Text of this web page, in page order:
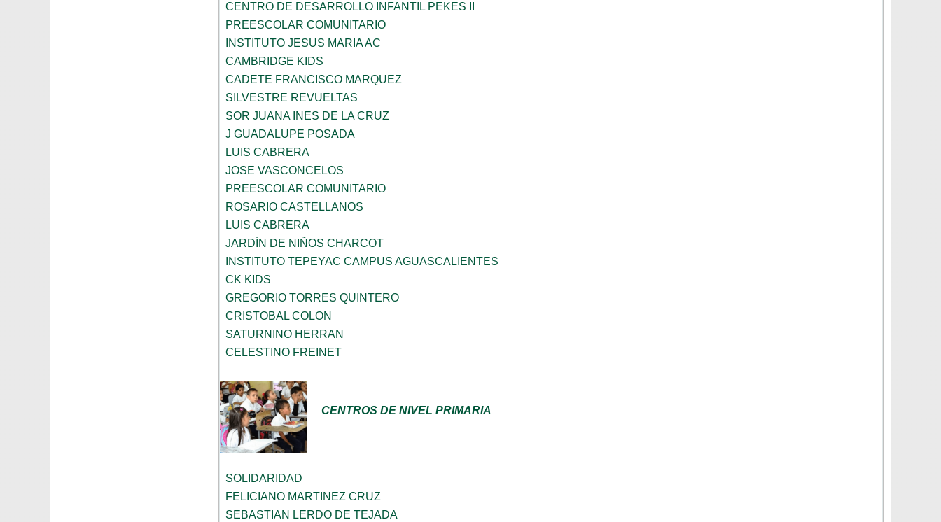
CENTRO DE DESARROLLO INFANTIL PEKES II
PREESCOLAR COMUNITARIO
INSTITUTO JESUS MARIA AC
CAMBRIDGE KIDS
CADETE FRANCISCO MARQUEZ
SILVESTRE REVUELTAS
SOR JUANA INES DE LA CRUZ
J GUADALUPE POSADA
LUIS CABRERA
JOSE VASCONCELOS
PREESCOLAR COMUNITARIO
ROSARIO CASTELLANOS
LUIS CABRERA
JARDÍN DE NIÑOS CHARCOT
INSTITUTO TEPEYAC CAMPUS AGUASCALIENTES
CK KIDS
GREGORIO TORRES QUINTERO
CRISTOBAL COLON
SATURNINO HERRAN
CELESTINO FREINET
CENTROS DE NIVEL PRIMARIA
SOLIDARIDAD
FELICIANO MARTINEZ CRUZ
SEBASTIAN LERDO DE TEJADA